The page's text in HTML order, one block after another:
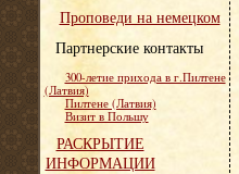
Проповеди на немецком
Партнерские контакты
300-летие прихода в г.Пилтене
(Латвия)
Пилтене (Латвия)
Визит в Польшу
РАСКРЫТИЕ
ИНФОРМАЦИИ